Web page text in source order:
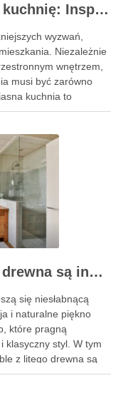
Jak urządzić małą jasną kuchnię: Inspiracje, pomysły i praktyczne porady
wyzwań,
Niezależnie
wnętrzem,
musi być zarówno
kuchnia to
komfort, elegancję i
Dlaczego meble z litego drewna są inwestycją na całe życie?
się niesłabnącą
i naturalne piękno
które pragną
klasyczny styl. W tym
z litego drewna są
niesie za …